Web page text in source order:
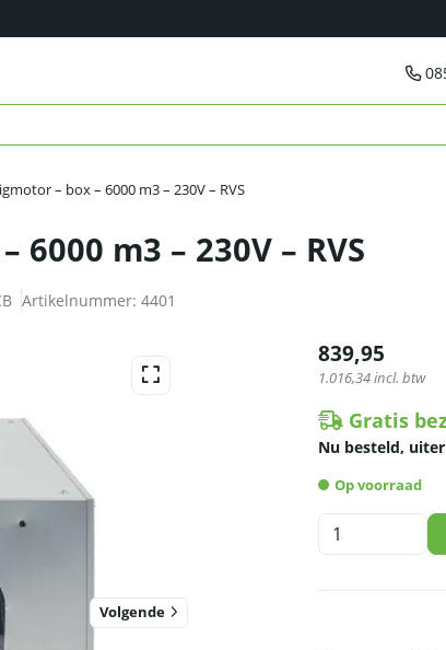
– box – 6000 m3 – 230V – RVS
6000 m3 – 230V – RVS
Artikelnummer: 4401
Volgende
839,95
1.016,34incl. btw
Gratis
Nu besteld,
Op voorraad
HCB
Afzuigmotor